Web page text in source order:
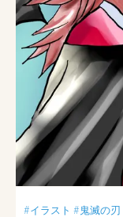
#イラスト #鬼滅の刃